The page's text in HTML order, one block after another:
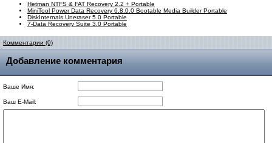
Hetman NTFS & FAT Recovery 2.2 + Portable
MiniTool Power Data Recovery 6.8.0.0 Bootable Media Builder Portable
DiskInternals Uneraser 5.0 Portable
7-Data Recovery Suite 3.0 Portable
Комментарии (0)
Добавление комментария
Ваше Имя:
Ваш E-Mail: